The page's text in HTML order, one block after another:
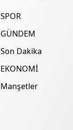
SPOR
GÜNDEM
Son Dakika
EKONOMİ
Manşetler